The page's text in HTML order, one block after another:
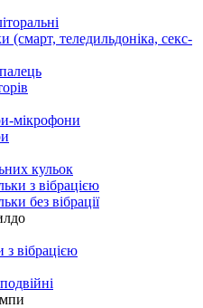
(смарт, теледильдоніка, секс-
мікрофони
кульок
з вібрацією
без вібрації
з вібрацією